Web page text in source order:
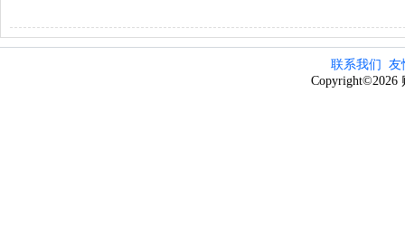
联系我们
友
Copyright©2026